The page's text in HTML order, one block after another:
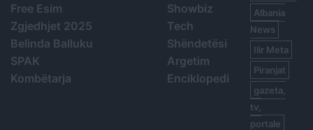
Free Esim
Zgjedhjet 2025
Belinda Balluku
SPAK
Kombëtarja
Showbiz
Tech
Shëndetësi
Argetim
Enciklopedi
Albania
News
Ilir Meta
Piranjat
gazeta,
tv,
portale